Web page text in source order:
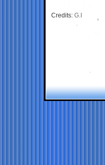
Credits: G.I